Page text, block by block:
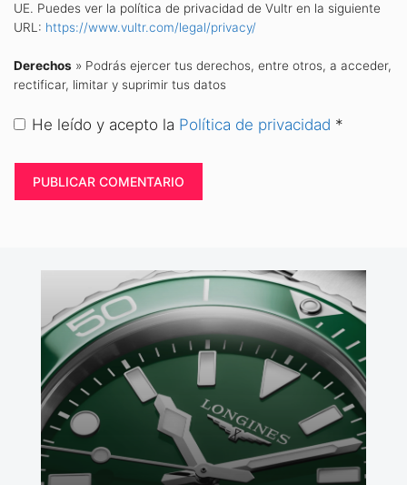
UE. Puedes ver la política de privacidad de Vultr en la siguiente
URL: https://www.vultr.com/legal/privacy/
Derechos » Podrás ejercer tus derechos, entre otros, a acceder,
rectificar, limitar y suprimir tus datos
He leído y acepto la Política de privacidad *